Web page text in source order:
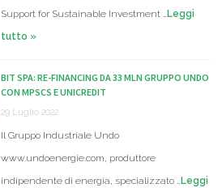
Support for Sustainable Investment …Leggi
tutto »
BIT SPA: RE-FINANCING DA 33 MLN GRUPPO UNDO
CON MPSCS E UNICREDIT
29 Luglio 2022
Il Gruppo Industriale Undo
www.undoenergie.com, produttore
indipendente di energia, specializzato …Leggi